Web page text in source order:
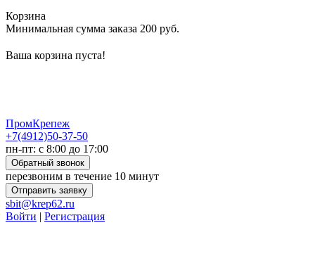
Корзина
Минимальная сумма заказа 200 руб.
Ваша корзина пуста!
ПромКрепеж
+7(4912)50-37-50
пн-пт: с 8:00 до 17:00
Обратный звонок
перезвоним в течение 10 минут
Отправить заявку
sbit@krep62.ru
Войти | Регистрация